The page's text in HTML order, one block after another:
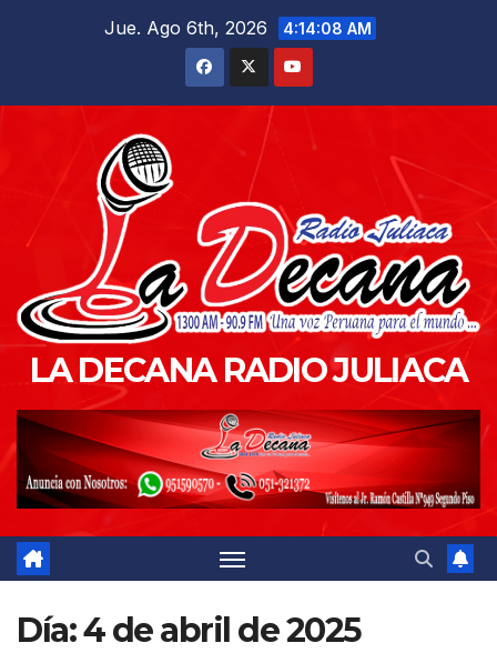
Jue. Ago 6th, 2026 4:14:10 AM
LA DECANA RADIO JULIACA
Día:4 de abril de 2025